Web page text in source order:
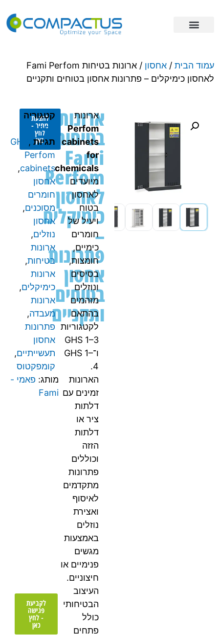
עמוד הבית / אחסון
/ ארונות בטיחות Fami Perfom
לאחסון כימיקלים – פתרונות אחסון בטוחים ותקניים
ארונות
בטיחות
Fami
Perfom
לאחסון
כימיקלים
–
פתרונות
אחסון
בטוחים
ותקניים
ארונות
Perfom
cabinets
for
chemicals
מיועדים
לאחסון
בטוח
ויעיל של
חומרים
כימיים,
חומצות,
בסיסים
ונוזלים
מזהמים
בהתאם
לקטגוריות
GHS 1–3
ו־GHS 1–
4.
הארונות
זמינים עם
דלתות
ציר או
דלתות
הזזה
וכוללים
פתרונות
מתקדמים
לאיסוף
ואצירת
נוזלים
באמצעות
מגשים
פנימיים או
חיצוניים.
העיצוב
הבטיחותי
כולל
פתחים
להצעת
מחיר -
לחץ
כאן
לקביעת
פגישה
- לחץ
כאן
קטגוריה
אחסון
תגיות
GHS
,
Perfom
cabinets
,
אחסון
חומרים
מסוכנים,
אחסון
נוזלים,
ארונות
בטיחות,
ארונות
כימיקלים,
ארונות
מעבדה,
פתרונות
אחסון
תעשייתיים,
קומפקטוס
מותג: פאמי -
Fami